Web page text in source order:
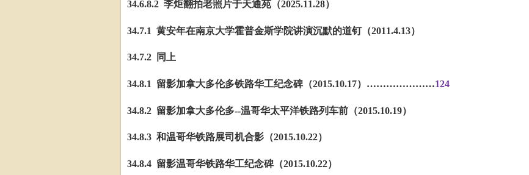
34.6.8.2 李炬翻拍老照片于天通苑（2025.11.28）
34.7.1 黄安年在南京大学霍普金斯学院讲演沉默的道钉（2011.4.13）
34.7.2 同上
34.8.1 留影加拿大多伦多铁路华工纪念碑（2015.10.17） …………………124
34.8.2 留影加拿大多伦多--温哥华太平洋铁路列车前（2015.10.19）
34.8.3 和温哥华铁路展司机合影（2015.10.22）
34.8.4 留影温哥华铁路华工纪念碑（2015.10.22）